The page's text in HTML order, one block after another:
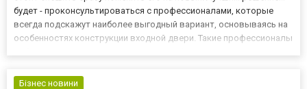
будет - проконсультироваться с профессионалами, которые
всегда подскажут наиболее выгодный вариант, основываясь на
особенностях конструкции входной двери. Такие профессионалы
Бізнес новини